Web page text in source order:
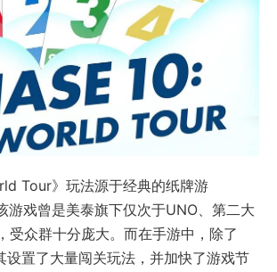
Tour》玩法源于经典的纸牌游
游戏曾是美泰旗下仅次于UNO、第二大
受众群十分庞大。而在手游中，除了
设置了大量闯关玩法，并加快了游戏节